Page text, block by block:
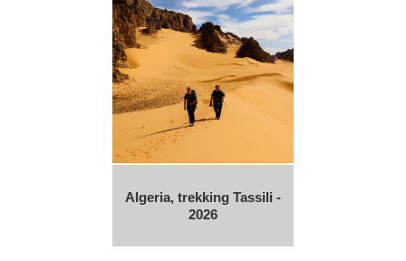
Algeria, trekking Tassili -
2026